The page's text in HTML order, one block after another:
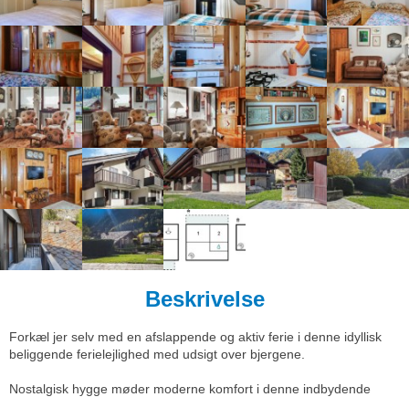
Beskrivelse
Forkæl jer selv med en afslappende og aktiv ferie i denne idyllisk
beliggende ferielejlighed med udsigt over bjergene.
Nostalgisk hygge møder moderne komfort i denne indbydende